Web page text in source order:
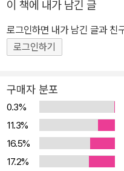
주저하지 않는 그의 태도는 우
까지도 작품 곁으로 성큼 이끌어준다. 기존의 국문학
가에 의한 선입견을 배제하고
수 있을 것인가에 초점을 맞추
도 포함되어 있다. 또한 각 권
학평론가 신수정의 해설이 덧
‘황석영의 한국 명단편 101’
헌사가 될 것이다. 아직도 나
문학에 견주어 우리 문학의 수
이 책에 내가 남긴 글
로그인하면 내가 남긴 글과 친
로그인하기
구매자 분포
0.3%
11.3%
16.5%
17.2%